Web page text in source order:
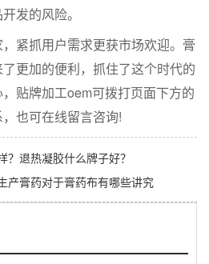
发的风险。
抓用户需求更获市场欢迎。膏
更加的便利，抓住了这个时代的
贴牌加工oem可拨打页面下方的
也可在线留言咨询!
？退热凝胶什么牌子好？
产膏药对于膏药布有哪些讲究